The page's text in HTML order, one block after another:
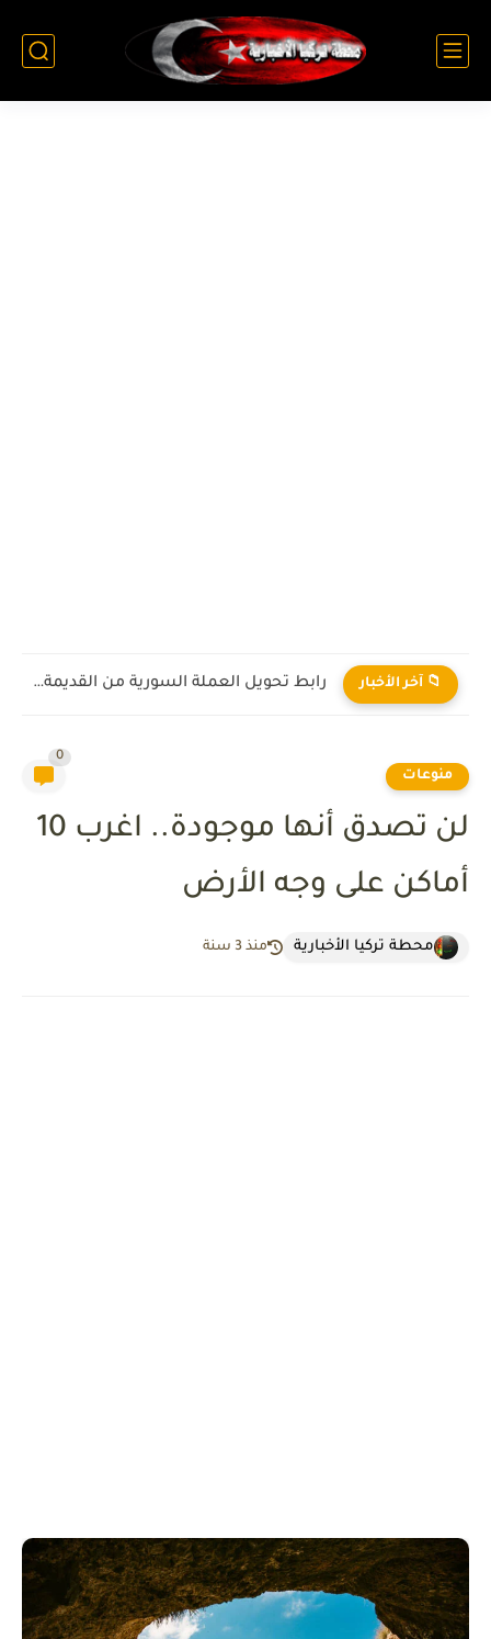
📁 آخر الأخبار ماذا يعني رفع العقوبات على سوريا؟
منوعات
0
لن تصدق أنها موجودة.. اغرب 10
أماكن على وجه الأرض
محطة تركيا الأخبارية منذ 3 سنة